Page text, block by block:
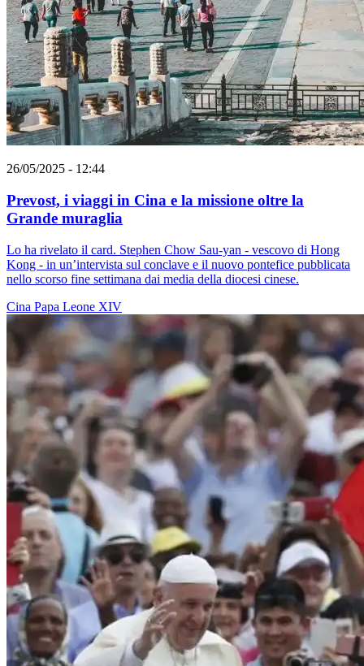
26/05/2025 - 12:44
Prevost, i viaggi in Cina e la missione oltre la
Grande muraglia
Lo ha rivelato il card. Stephen Chow Sau-yan - vescovo di Hong
Kong - in un’intervista sul conclave e il nuovo pontefice pubblicata
nello scorso fine settimana dai media della diocesi cinese.
Cina Papa Leone XIV